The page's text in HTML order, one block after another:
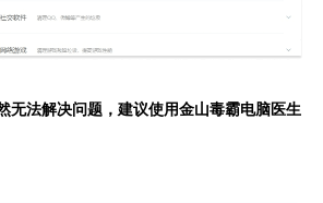
无法解决问题，建议使用金山毒霸电脑医生